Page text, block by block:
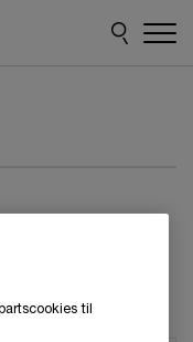
Børsting
til